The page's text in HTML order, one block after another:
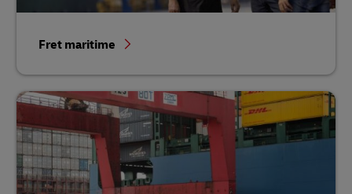
Fret maritime